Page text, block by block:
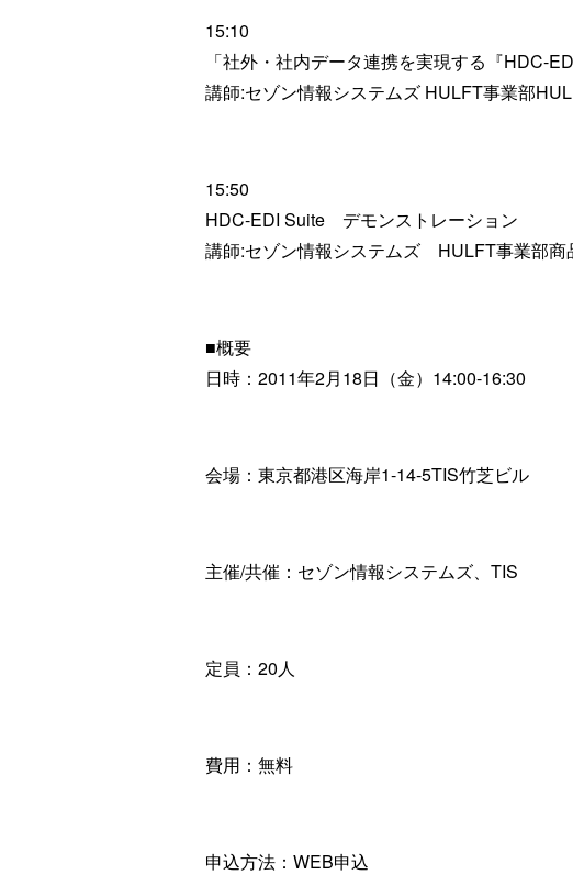
15:10
「社外・社内データ連携を実現する『HDC-
講師:セゾン情報システムズ HULFT事業部
15:50
HDC-EDI Suite デモンストレーション
講師:セゾン情報システムズ HULFT事業部
■概要
日時：2011年2月18日（金）14:00-16:30
会場：東京都港区海岸1-14-5TIS竹芝ビル
主催/共催：セゾン情報システムズ、TIS
定員：20人
費用：無料
申込方法：WEB申込